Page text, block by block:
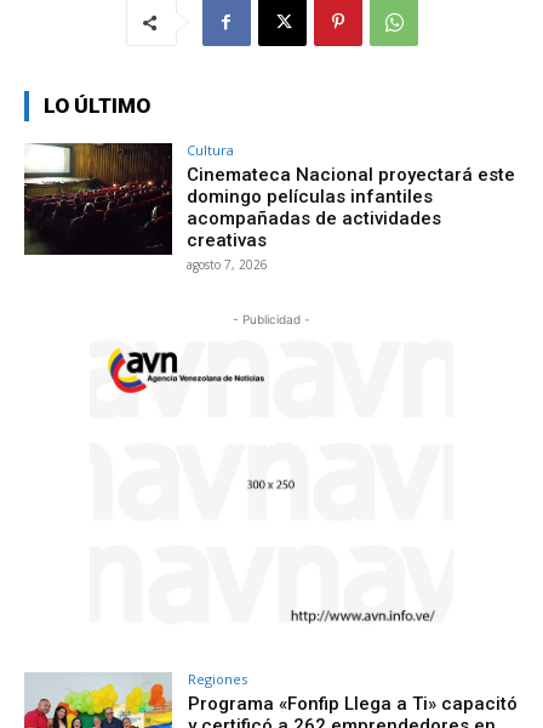
LO ÚLTIMO
Cultura
Cinemateca Nacional proyectará este
domingo películas infantiles
acompañadas de actividades
creativas
agosto 7, 2026
- Publicidad -
Regiones
Programa «Fonfip Llega a Ti» capacitó